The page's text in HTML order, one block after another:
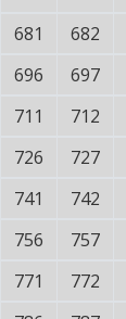
681 682
696 697
711 712
726 727
741 742
756 757
771 772